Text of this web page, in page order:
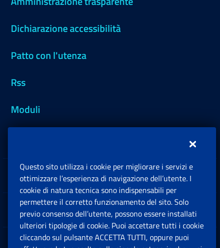
Dichiarazione accessibilità
Patto con l'utenza
Rss
Moduli
Sedi e Contatti
Software
Note Legali
Questo sito utilizza i cookie per migliorare i servizi e
ottimizzare l’esperienza di navigazione dell’utente. I
cookie di natura tecnica sono indispensabili per
permettere il corretto funzionamento del sito. Solo
previo consenso dell’utente, possono essere installati
ulteriori tipologie di cookie. Puoi accettare tutti i cookie
cliccando sul pulsante ACCETTA TUTTI, oppure puoi